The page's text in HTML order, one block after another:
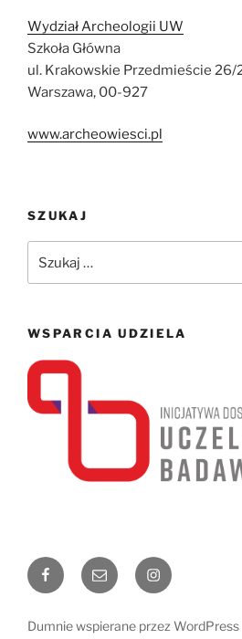
Wydział Archeologii UW
Szkoła Główna
ul. Krakowskie Przedmieście 26/
Warszawa, 00-927
www.archeowiesci.pl
SZUKAJ
WSPARCIA UDZIELA
FacebookEmail Instagram
Dumnie wspierane przez WordPress